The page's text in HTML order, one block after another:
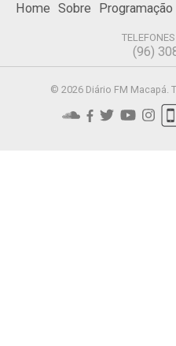
Home Sobre Programação
(96)
© 2026 Diário FM Macapá.